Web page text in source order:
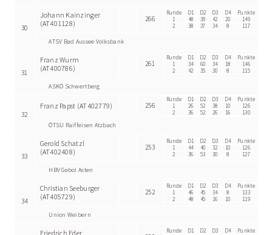
30
Johann Kainzinger
(AT401128)
266
Runde D1 D2 D3 D4
Punkte
1
48 39 42 20
149
2
38 37 34 8 117
ATSV Bad Aussee Volksbank
31
Franz Wurm
(AT400786)
261
Runde D1 D2 D3 D4
Punkte
1
34 60 34 18
146
2
42 35 30 8 115
ASKÖ Schwertberg
32
Franz Papst (AT402779) 256
Runde D1 D2 D3 D4
Punkte
1
26 52 38 10
126
2
36 52 26 16
130
ÖTSU Raiffeisen Atzbach
33
Gerold Schatzl
(AT402408)
253
Runde D1 D2 D3 D4
Punkte
1
44 40 32 10
126
2
36 53 30 8 127
HBV Gebol Asten
34
Christian Seeburger
(AT405729)
252
Runde D1 D2 D3 D4
Punkte
1
46 45 34 8
133
2
48 45 16 10 119
Union Weibern
Friedrich Eder Runde D1 D2 D3 D4
Punkte